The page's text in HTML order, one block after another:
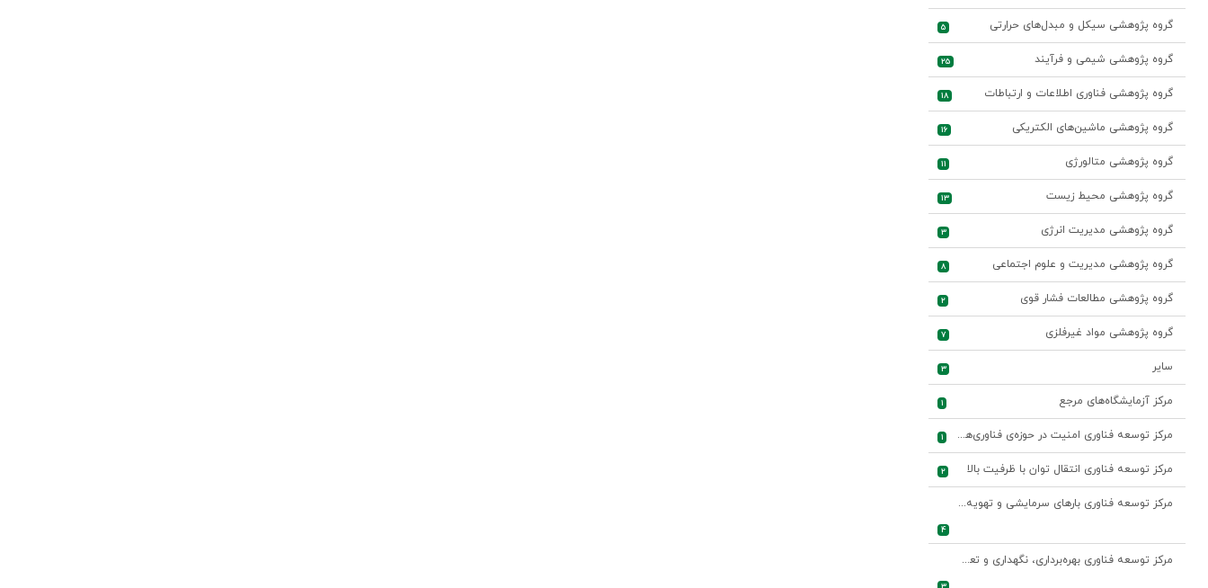
گروه پژوهشی سیکل و مبدل‌های حرارتی 5
گروه پژوهشی شیمی و فرآیند 25
گروه پژوهشی فناوری اطلاعات و ارتباطات 18
گروه پژوهشی ماشین‌های الکتریکی 16
گروه پژوهشی متالورژی 11
گروه پژوهشی محیط زیست 13
گروه پژوهشی مدیریت انرژی 3
گروه پژوهشی مدیریت و علوم اجتماعی 8
گروه پژوهشی مطالعات فشار قوی 2
گروه پژوهشی مواد غیرفلزی 7
سایر 3
مرکز آزمایشگاه‌های مرجع 1
مرکز توسعه فناوری امنیت در حوزه‌ی فناوری‌های اطلاعات و ارتباطات صنعت برق 1
مرکز توسعه فناوری انتقال توان با ظرفیت بالا 2
مرکز توسعه فناوری بارهای سرمایشی و تهویه مطبوع
4
مرکز توسعه فناوری بهره‌برداری، نگهداری و تعمیرات واحدهای نیروگاهی